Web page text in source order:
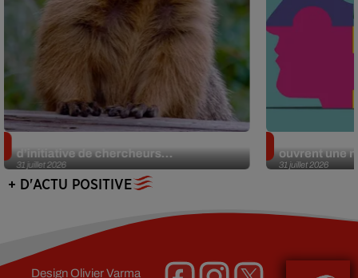
31 juillet 2026
d’initiative de chercheurs...
31 juillet 2026
ouvrent une
+ D'ACTU POSITIVE
DesignOlivier Varma